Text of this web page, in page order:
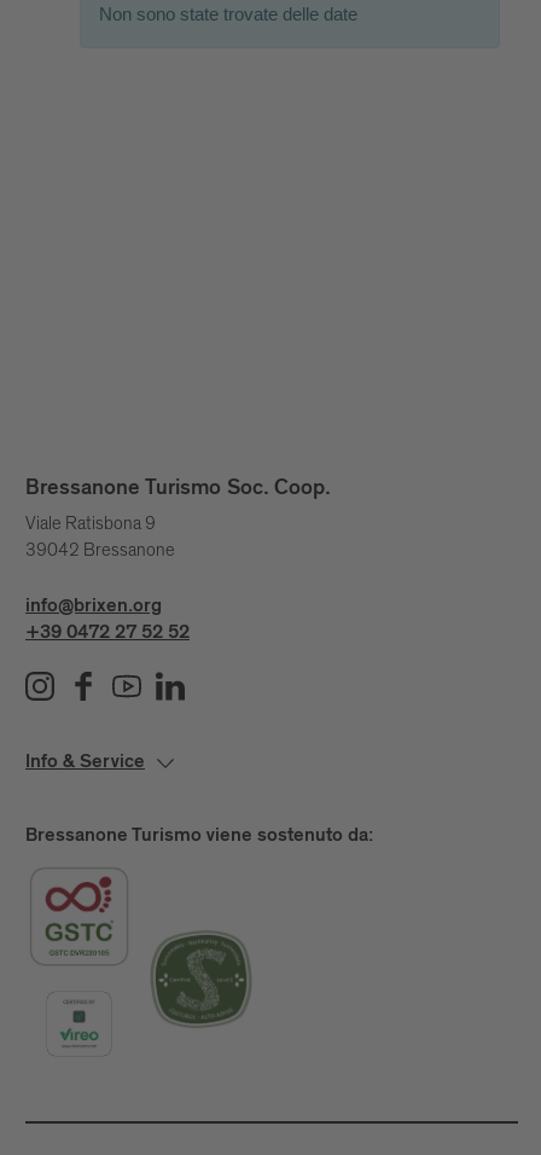
Bressanone Turismo Soc. Coop.
Viale Ratisbona 9
39042 Bressanone
info@brixen.org
+39 0472 27 52 52
Info & Service
Bressanone Turismo viene sostenuto da: